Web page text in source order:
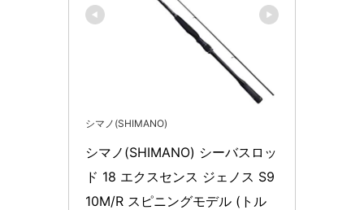
シマノ(SHIMANO)
シマノ(SHIMANO) シーバスロッ
ド 18 エクスセンス ジェノス S9
10M/R スピニングモデル (トル